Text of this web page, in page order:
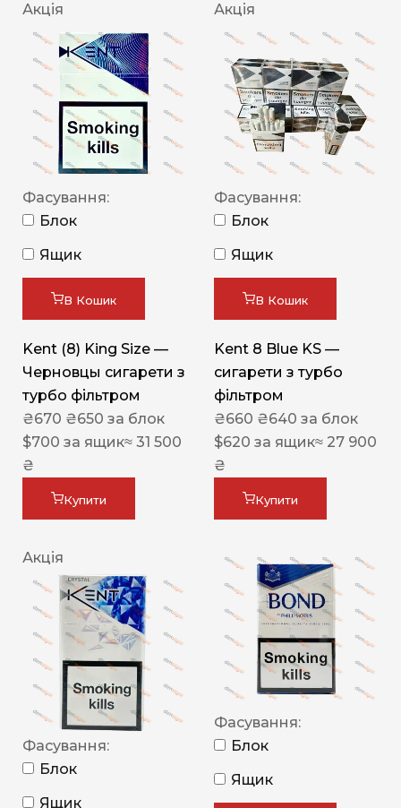
Акція
Фасування:
Блок
Ящик
В Кошик
Kent (8) King Size —
Черновцы сигарети з
турбо фільтром
₴670 ₴650 за блок
$700 за ящик≈ 31 500
₴
Купити
Акція
Фасування:
Блок
Ящик
В Кошик
Kent 8 Blue KS —
сигарети з турбо
фільтром
₴660 ₴640 за блок
$620 за ящик≈ 27 900
₴
Купити
Акція
Фасування:
Блок
Ящик
Фасування:
Блок
Ящик